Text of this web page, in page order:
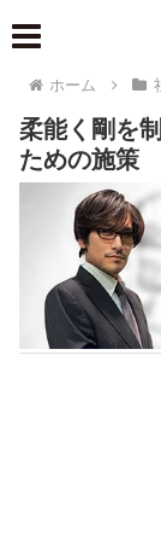
ホーム
柔能く剛を
ための施策